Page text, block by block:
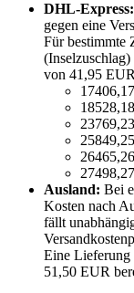
DHL-Express:
gegen eine
Für bestimmte
(Inselzuschlag)
von 41,95
Ausland: Bei
Kosten nach
fällt
Eine
51,50 EUR